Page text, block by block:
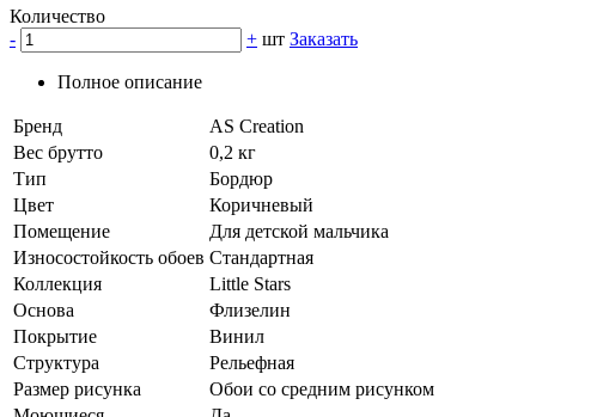
Количество
-
+ шт Заказать
Полное описание
Бренд
AS Creation
Вес брутто
0,2 кг
Тип
Бордюр
Цвет
Коричневый
Помещение
Для детской мальчика
Износостойкость обоев Стандартная
Коллекция
Little Stars
Основа
Флизелин
Покрытие
Винил
Структура
Рельефная
Размер рисунка
Обои со средним рисунком